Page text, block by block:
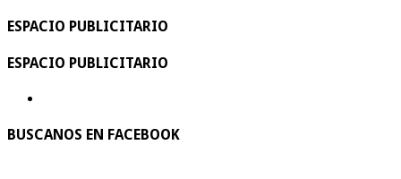
ESPACIO PUBLICITARIO
ESPACIO PUBLICITARIO
BUSCANOS EN FACEBOOK